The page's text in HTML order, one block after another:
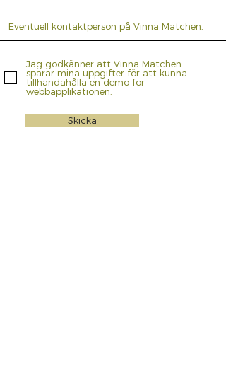
Jag godkänner att Vinna Matchen
sparar mina uppgifter för att kunna
tillhandahålla en demo för
webbapplikationen.
Skicka